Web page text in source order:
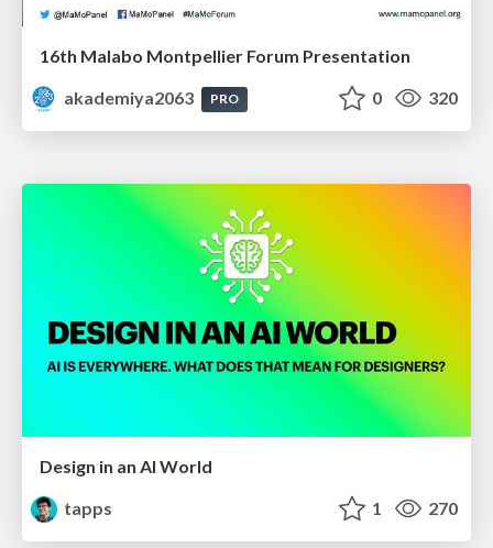
16th Malabo Montpellier Forum Presentation
akademiya2063
PRO 0 320
Design in an AI World
tapps
1 270